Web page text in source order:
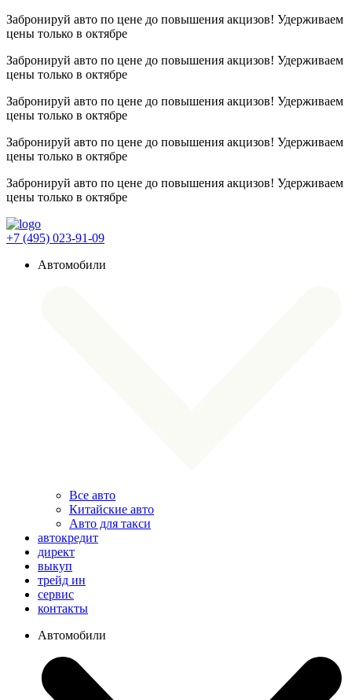
Забронируй авто по цене до повышения акцизов! Удерживаем
цены только в октябре
Забронируй авто по цене до повышения акцизов! Удерживаем
цены только в октябре
Забронируй авто по цене до повышения акцизов! Удерживаем
цены только в октябре
Забронируй авто по цене до повышения акцизов! Удерживаем
цены только в октябре
Забронируй авто по цене до повышения акцизов! Удерживаем
цены только в октябре
+7 (495) 023-91-09
Автомобили
Все авто
Китайские авто
Авто для такси
автокредит
директ
выкуп
трейд ин
сервис
контакты
Автомобили